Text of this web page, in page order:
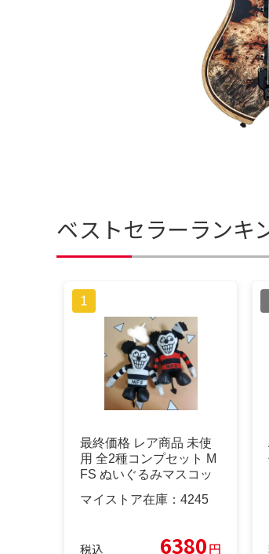
ベストセラーランキ
最終価格 レア商品 未使
用 全2種コンプセット M
FS ぬいぐるみマスコッ
マイストア在庫： 4245
税込 6380円